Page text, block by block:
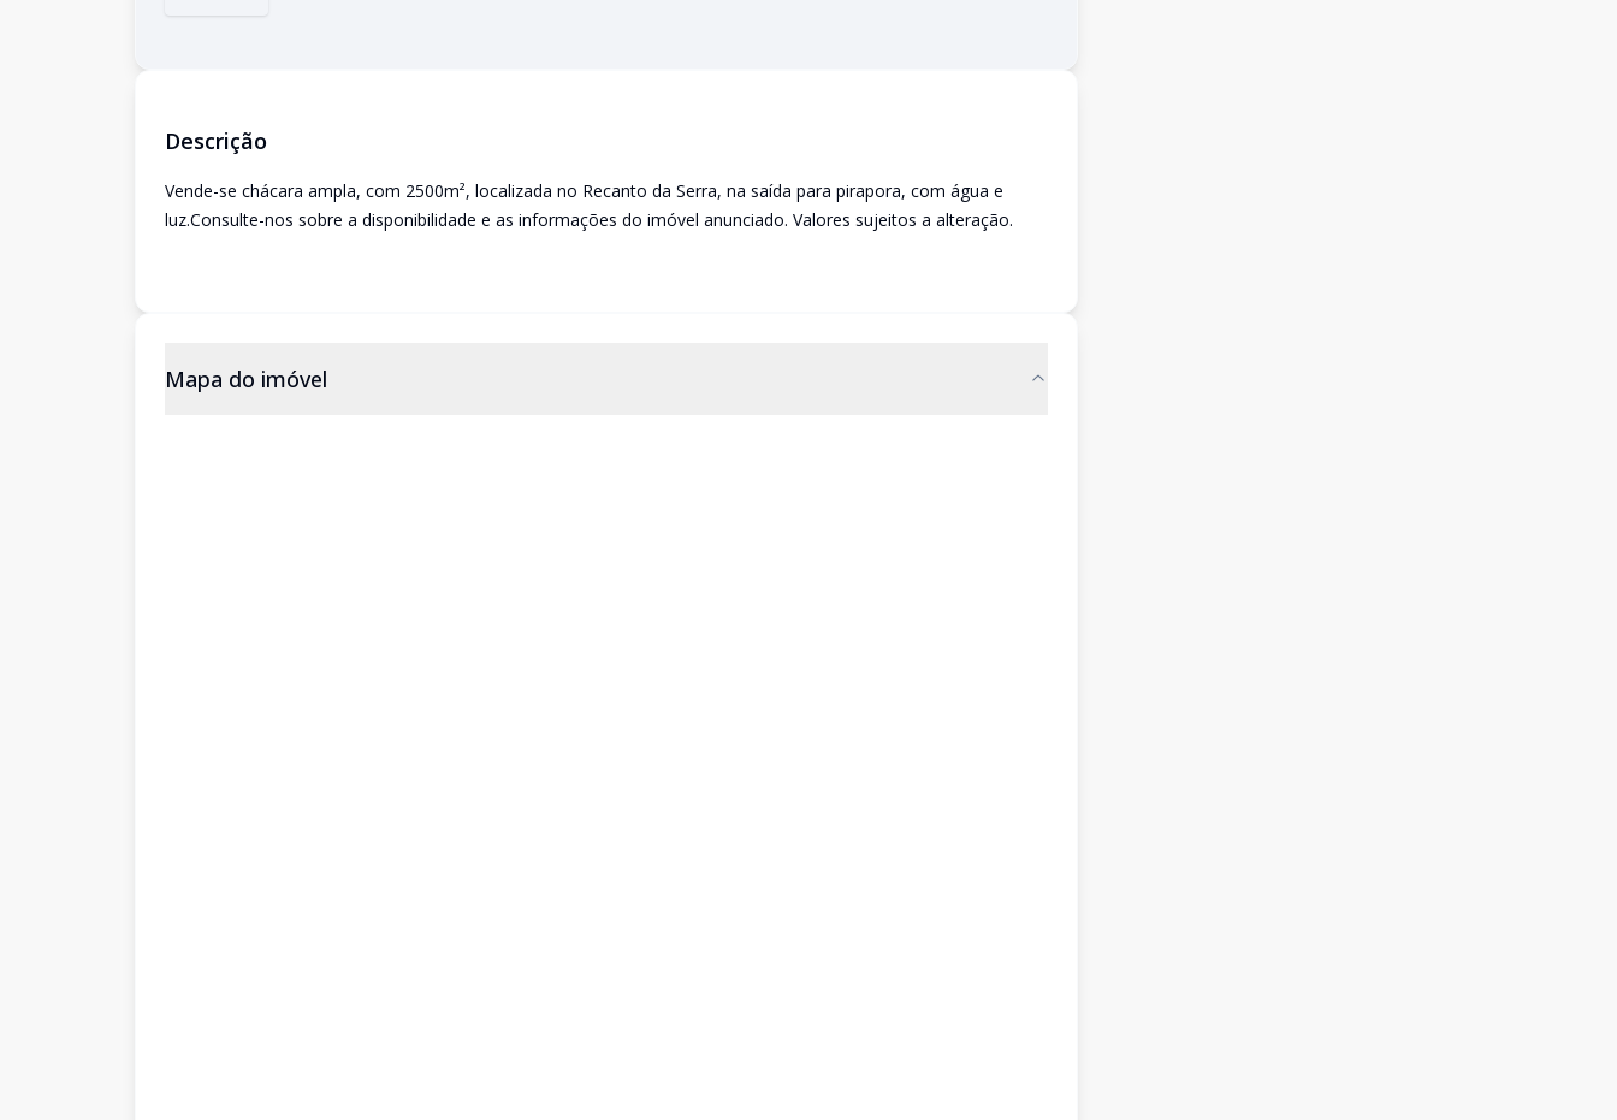
Descrição
Vende-se chácara ampla, com 2500m², localizada no Recanto da Serra, na saída para pirapora, com água e
luz.Consulte-nos sobre a disponibilidade e as informações do imóvel anunciado. Valores sujeitos a alteração.
Mapa do imóvel